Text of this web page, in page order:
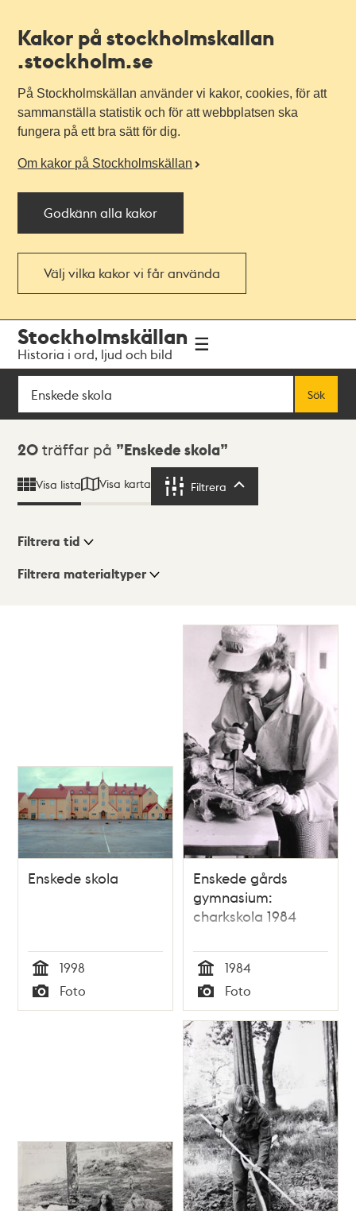
Kakor på stockholmskallan
.stockholm.se
På Stockholmskällan använder vi kakor, cookies, för att
sammanställa statistik och för att webbplatsen ska
fungera på ett bra sätt för dig.
Om kakor på Stockholmskällan
Godkänn alla kakor
Välj vilka kakor vi får använda
navigationen
huvudinnehållet
Stockholmskällan
Historia i ord, ljud och bild
Sök
Sök
Sökresultat
20 träffar på Enskede skola
Visa lista Visa karta Filtrera
Visningsläge
Filtrera tid
Filtrera materialtyper
Enskede skola
Tid
1998
Typ
Foto
Enskede gårds
gymnasium:
charkskola 1984
Tid
1984
Typ
Foto